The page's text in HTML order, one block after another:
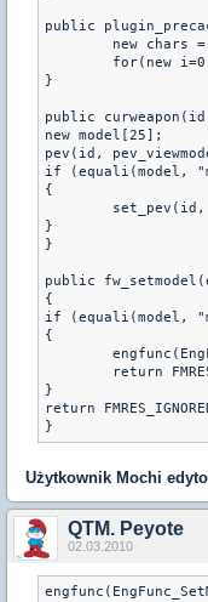
public
}
public
new model[25];
pev(id,
if (equali(model,
{
}
}
public
{
if (equali(model,
{
}
return
Użytkownik Mochi
QTM. Peyote
02.03.2010